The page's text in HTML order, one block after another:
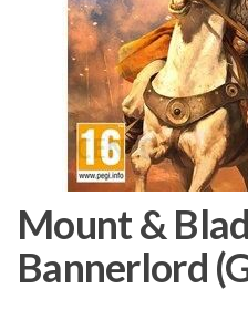
Mount &
Bannerlord